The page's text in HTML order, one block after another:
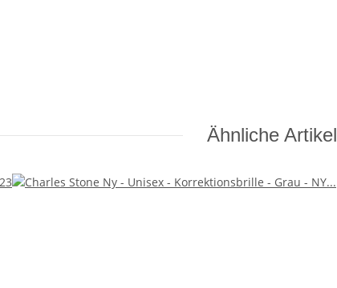
Ähnliche Artikel